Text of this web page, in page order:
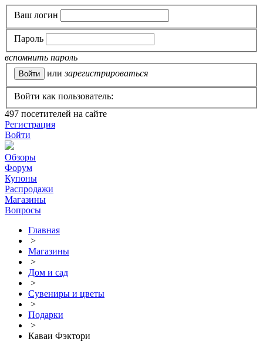
Ваш логин
Пароль
вспомнить пароль
или зарегистрироваться
Войти как пользователь:
497 посетителей на сайте
Регистрация
Войти
Обзоры
Форум
Купоны
Распродажи
Магазины
Вопросы
Главная
>
Магазины
>
Дом и сад
>
Сувениры и цветы
>
Подарки
>
Каваи Фэктори